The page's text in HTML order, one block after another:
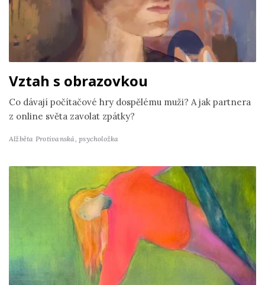
Vztah s obrazovkou
Co dávají počítačové hry dospělému muži? A jak partnera
z online světa zavolat zpátky?
Alžběta Protivanská,psycholožka